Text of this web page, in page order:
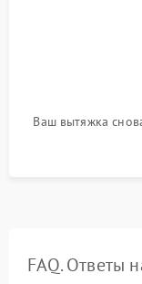
Ваш вытяжка
FAQ. Ответы